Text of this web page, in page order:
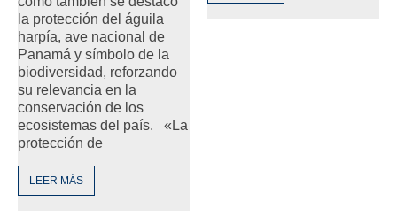
la protección del águila
harpía, ave nacional de
Panamá y símbolo de la
biodiversidad, reforzando
su relevancia en la
conservación de los
ecosistemas del país. «La
protección de
LEER MÁS